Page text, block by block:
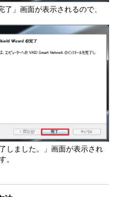
了」画面が表示されるので、
しました。」画面が表示され
。